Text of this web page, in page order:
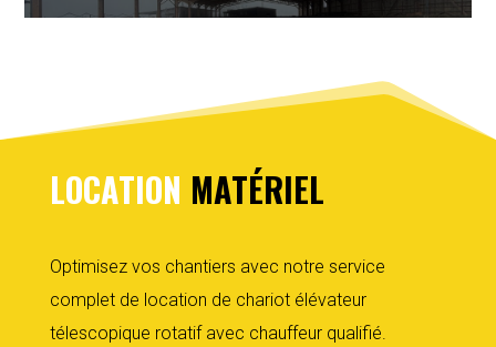
LOCATION MATÉRIEL
Optimisez vos chantiers avec notre service
complet de location de chariot élévateur
télescopique rotatif avec chauffeur qualifié.